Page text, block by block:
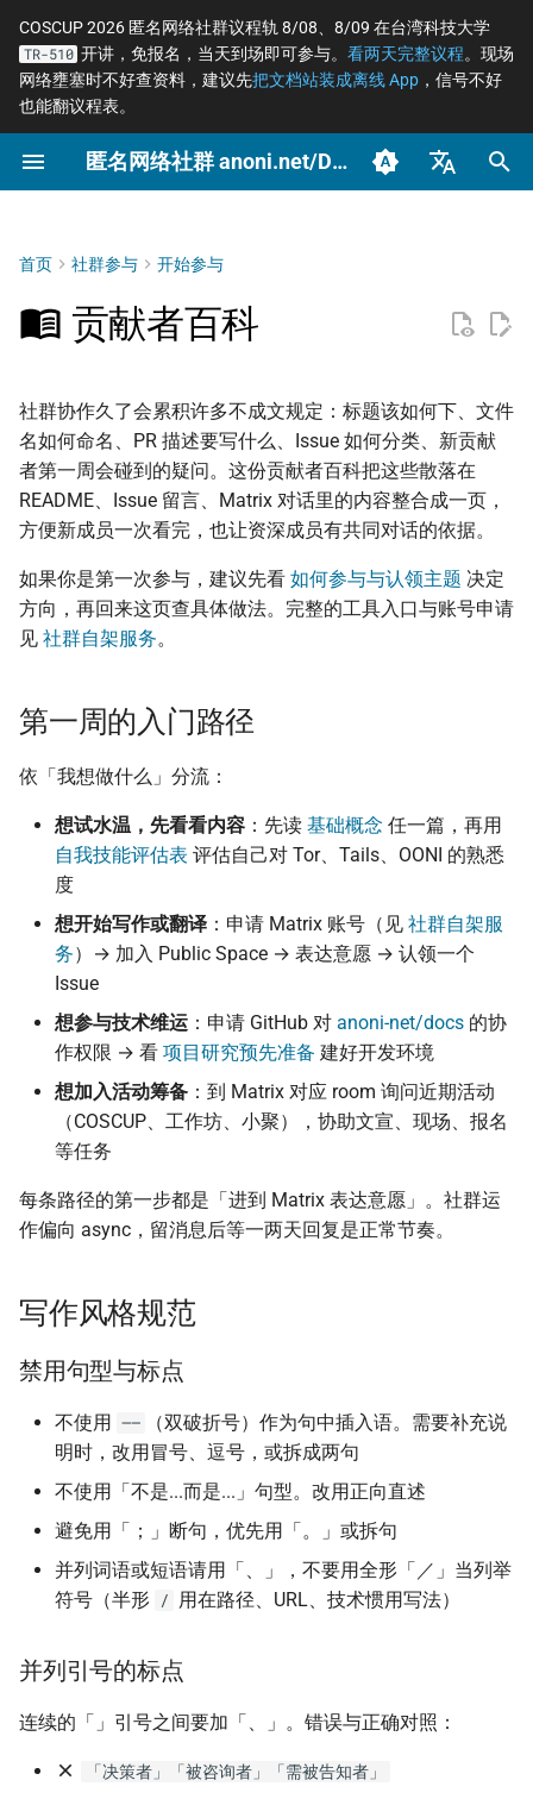
COSCUP 2026 匿名网络社群议程轨 8/08、8/09 在台湾科技大学
TR-510 开讲，免报名，当天到场即可参与。 看两天完整议程。现场
网络壅塞时不好查资料，建议先把文档站装成离线 App ，信号不好
也能翻议程表。
匿名网络社群 anoni.net/Docs
正
初
索
擎
概念 网络自由为什么重要
威胁模型如何建立
社群平台怎么收集你的
据
监控现在做得到什么
怎么维持多个网络身分
什么是匿名网络？
VPN 的风险与选择
加密 DNS 怎么选、怎
认真的生效
什么是 Tails
什么是 OONI
什么是 CryptPad
密码管理器入门
Asian Diceware：带亚
加密货币的隐私光谱
场景
一般人平常该做到什么
LGBTQ+ 与性少数的匿
家暴受害者的数位准备
选举观察员的自保
倡议组织的匿名捐款管
在中国大陆的公开平台
播信息
进阶
端对端加密如何运作
零知识身份验证与支付
OONI 网站检测清单
Tor Relays 观测点
台湾 VASP 法 2026
揭弊者保护法的技术观察
软件更新日志 Tor 更新日志
OONI 更新日志
2026
文章类型
OONI
技术
文章
更新
隐私
第一周的入门路径
禁用句型与标点
并列引号的标点
标点集合
用词
文件命名与目录
文件名
搬档、改名、删页要补
redirect
图片与资源
跨档链接规则
PR 流程
Commit 消息格式
PR 描述
Issue 分类
翻译流程
提问前先看哪里
行为准则摘要
沟通与协作工具
中文化与文件翻译
为什么我们用「正体中
如何搭建 Tor Relay
如何搭建 Tor WebTunnel
桥接
onionoo MCP：Tor 中继节
点查询服务
ASN 观测资料撷取与分析
OONI 测量资料结构导览
OONI 怎么判定一个网站被
OONI 测项速查表
上传机敏信息流程
帮忙 pin 文件站的 IPFS 镜
品牌素材
2026 年度路线图
Tor Relay 校园建立研究专
题
COSCUP 2026 公开征稿
匿名网络工作坊 2025/08
筹备：匿名网络工作坊
2025/08
持续关注
首页 社群参与 开始参与
贡献者百科
社群协作久了会累积许多不成文规定：标题该如何下、文件
名如何命名、PR 描述要写什么、Issue 如何分类、新贡献
者第一周会碰到的疑问。这份贡献者百科把这些散落在
README、Issue 留言、Matrix 对话里的内容整合成一页，
方便新成员一次看完，也让资深成员有共同对话的依据。
如果你是第一次参与，建议先看 如何参与与认领主题 决定
方向，再回来这页查具体做法。完整的工具入口与账号申请
见 社群自架服务。
第一周的入门路径
依「我想做什么」分流：
想试水温，先看看内容 ：先读 基础概念 任一篇，再用
自我技能评估表 评估自己对 Tor、Tails、OONI 的熟悉
度
想开始写作或翻译 ：申请 Matrix 账号（见 社群自架服
务）→ 加入 Public Space → 表达意愿 → 认领一个
Issue
想参与技术维运 ：申请 GitHub 对 anoni-net/docs 的协
作权限 → 看 项目研究预先准备 建好开发环境
想加入活动筹备 ：到 Matrix 对应 room 询问近期活动
（COSCUP、工作坊、小聚），协助文宣、现场、报名
等任务
每条路径的第一步都是「进到 Matrix 表达意愿」。社群运
作偏向 async，留消息后等一两天回复是正常节奏。
写作风格规范
禁用句型与标点
不使用 ——
（双破折号）作为句中插入语。需要补充说
明时，改用冒号、逗号，或拆成两句
不使用「不是...而是...」句型。改用正向直述
避免用「；」断句，优先用「。」或拆句
并列词语或短语请用「、」，不要用全形「／」当列举
符号（半形 / 用在路径、URL、技术惯用写法）
并列引号的标点
连续的「」引号之间要加「、」。错误与正确对照：
「决策者」「被咨询者」「需被告知者」